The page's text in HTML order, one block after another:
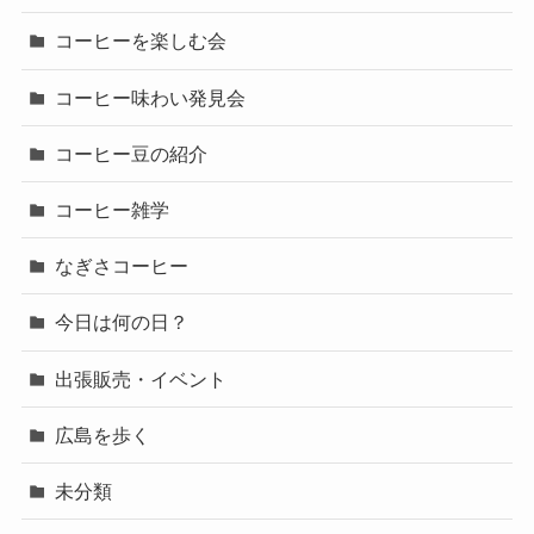
コーヒーを楽しむ会
コーヒー味わい発見会
コーヒー豆の紹介
コーヒー雑学
なぎさコーヒー
今日は何の日？
出張販売・イベント
広島を歩く
未分類